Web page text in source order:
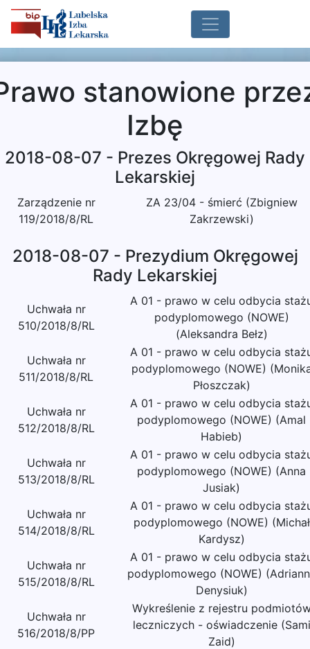
stanowione
Izbę
2018-08-07 - Prezes Okręgowej Rady
Lekarskiej
Zarządzenie nr
119/2018/8/RL
ZA 23/04 - śmierć (Zbigniew
Zakrzewski)
2018-08-07 - Prezydium Okręgowej
Rady Lekarskiej
Uchwała nr
510/2018/8/RL
A 01 - prawo w celu odbycia
podyplomowego (NOWE)
(Aleksandra Bełz)
Uchwała nr
511/2018/8/RL
A 01 - prawo w celu odbycia
podyplomowego (NOWE)
Płoszczak)
Uchwała nr
512/2018/8/RL
A 01 - prawo w celu odbycia
podyplomowego (NOWE) (Amal
Habieb)
Uchwała nr
513/2018/8/RL
A 01 - prawo w celu odbycia
podyplomowego (NOWE) (Anna
Jusiak)
Uchwała nr
514/2018/8/RL
A 01 - prawo w celu odbycia
podyplomowego (NOWE) (Michał
Kardysz)
Uchwała nr
515/2018/8/RL
A 01 - prawo w celu odbycia
podyplomowego (NOWE)
Denysiuk)
Uchwała nr
516/2018/8/PP
Wykreślenie z rejestru
leczniczych - oświadczenie (Sami
Zaid)